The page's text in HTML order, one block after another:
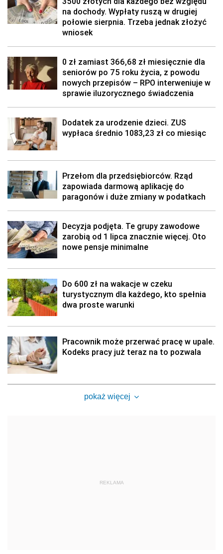
na dochody. Wypłaty ruszą w drugiej
połowie sierpnia. Trzeba jednak złożyć
wniosek
0 zł zamiast 366,68 zł miesięcznie dla
seniorów po 75 roku życia, z powodu
nowych przepisów – RPO interweniuje w
sprawie iluzorycznego świadczenia
Dodatek za urodzenie dzieci. ZUS
wypłaca średnio 1083,23 zł co miesiąc
Przełom dla przedsiębiorców. Rząd
zapowiada darmową aplikację do
paragonów i duże zmiany w podatkach
Decyzja podjęta. Te grupy zawodowe
zarobią od 1 lipca znacznie więcej. Oto
nowe pensje minimalne
Do 600 zł na wakacje w czeku
turystycznym dla każdego, kto spełnia
dwa proste warunki
Pracownik może przerwać pracę w upale.
Kodeks pracy już teraz na to pozwala
pokaż więcej
REKLAMA